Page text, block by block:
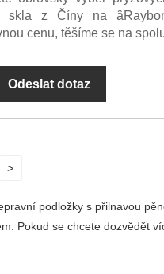
skla z Číny na
cenu, těšíme se na
Odeslat dotaz
>
podložky s přilnavou
Pokud se chcete dozvědět